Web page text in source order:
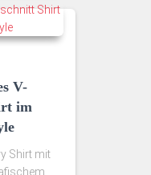
V-
im
Shirt mit